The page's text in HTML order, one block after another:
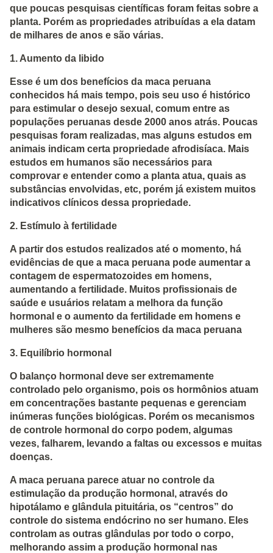
que poucas pesquisas científicas foram feitas sobre a
planta. Porém as propriedades atribuídas a ela datam
de milhares de anos e são várias.
1. Aumento da libido
Esse é um dos benefícios da maca peruana
conhecidos há mais tempo, pois seu uso é histórico
para estimular o desejo sexual, comum entre as
populações peruanas desde 2000 anos atrás. Poucas
pesquisas foram realizadas, mas alguns estudos em
animais indicam certa propriedade afrodisíaca. Mais
estudos em humanos são necessários para
comprovar e entender como a planta atua, quais as
substâncias envolvidas, etc, porém já existem muitos
indicativos clínicos dessa propriedade.
2. Estímulo à fertilidade
A partir dos estudos realizados até o momento, há
evidências de que a maca peruana pode aumentar a
contagem de espermatozoides em homens,
aumentando a fertilidade. Muitos profissionais de
saúde e usuários relatam a melhora da função
hormonal e o aumento da fertilidade em homens e
mulheres são mesmo benefícios da maca peruana
3. Equilíbrio hormonal
O balanço hormonal deve ser extremamente
controlado pelo organismo, pois os hormônios atuam
em concentrações bastante pequenas e gerenciam
inúmeras funções biológicas. Porém os mecanismos
de controle hormonal do corpo podem, algumas
vezes, falharem, levando a faltas ou excessos e muitas
doenças.
A maca peruana parece atuar no controle da
estimulação da produção hormonal, através do
hipotálamo e glândula pituitária, os “centros” do
controle do sistema endócrino no ser humano. Eles
controlam as outras glândulas por todo o corpo,
melhorando assim a produção hormonal nas